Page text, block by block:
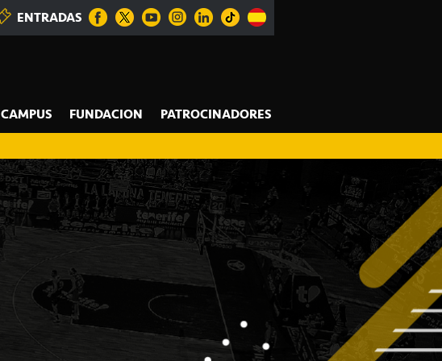
ENTRADAS
CAMPUS FUNDACION PATROCINADORES